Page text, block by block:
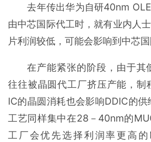
去年传出华为自研40nm
由中芯国际代工时，就有业内人
片利润较低，可能会影响到中芯国
在产能紧张的阶段，由于其
往往被晶圆代工厂挤压产能，制
IC的晶圆消耗也会影响DDIC的
工艺同样集中在28－40nm的
工厂会优先选择利润率更高